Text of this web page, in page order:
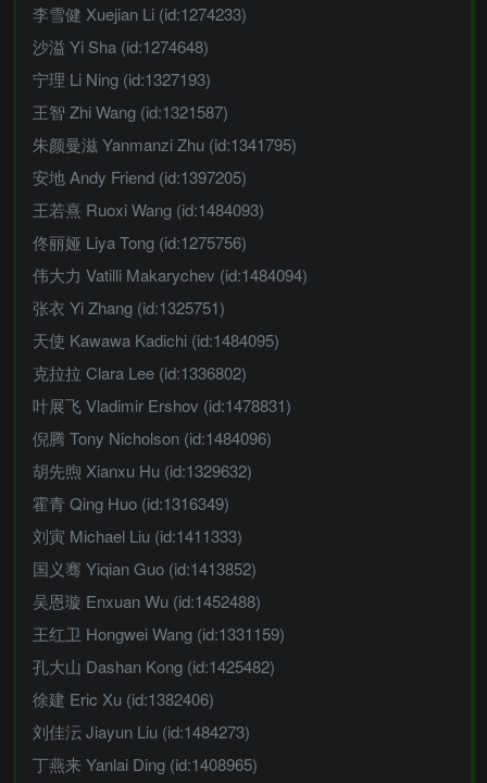
李雪健 Xuejian Li (id:1274233)
沙溢 Yi Sha (id:1274648)
宁理 Li Ning (id:1327193)
王智 Zhi Wang (id:1321587)
朱颜曼滋 Yanmanzi Zhu (id:1341795)
安地 Andy Friend (id:1397205)
王若熹 Ruoxi Wang (id:1484093)
佟丽娅 Liya Tong (id:1275756)
伟大力 Vatilli Makarychev (id:1484094)
张衣 Yi Zhang (id:1325751)
天使 Kawawa Kadichi (id:1484095)
克拉拉 Clara Lee (id:1336802)
叶展飞 Vladimir Ershov (id:1478831)
倪腾 Tony Nicholson (id:1484096)
胡先煦 Xianxu Hu (id:1329632)
霍青 Qing Huo (id:1316349)
刘寅 Michael Liu (id:1411333)
国义骞 Yiqian Guo (id:1413852)
吴恩璇 Enxuan Wu (id:1452488)
王红卫 Hongwei Wang (id:1331159)
孔大山 Dashan Kong (id:1425482)
徐建 Eric Xu (id:1382406)
刘佳沄 Jiayun Liu (id:1484273)
丁燕来 Yanlai Ding (id:1408965)